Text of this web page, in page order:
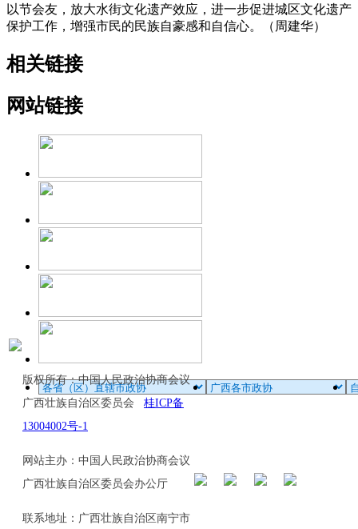
以节会友，放大水街文化遗产效应，进一步促进城区文化遗产
保护工作，增强市民的民族自豪感和自信心。（周建华）
相关链接
网站链接
版权所有：中国人民政治协商会议
广西壮族自治区委员会 桂ICP备
13004002号-1
网站主办：中国人民政治协商会议
广西壮族自治区委员会办公厅
联系地址：广西壮族自治区南宁市